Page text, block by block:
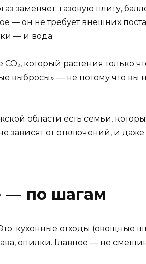
заменяет: газовую плиту,
— он не требует внешних
— и вода.
который растения только
выбросы» — не потому что вы
области есть семьи,
зависят от отключений, и
— по шагам
кухонные отходы (овощные
опилки. Главное — не